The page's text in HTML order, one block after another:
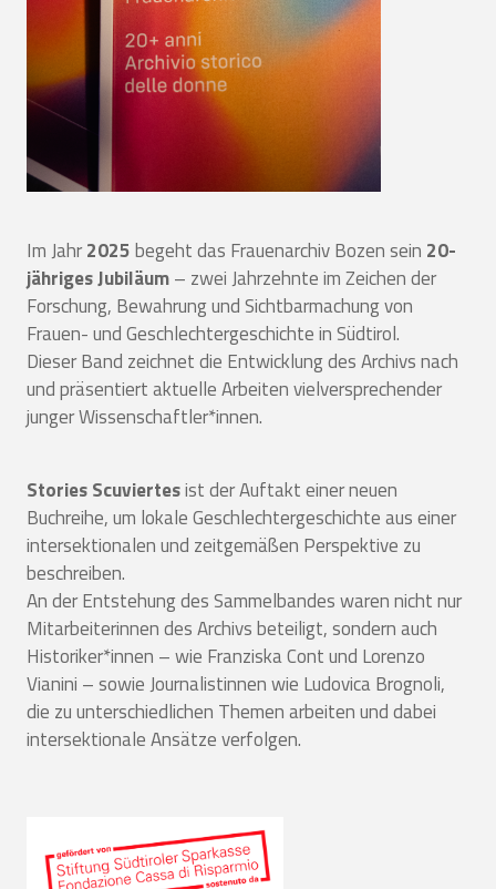
Im Jahr2025begeht das Frauenarchiv Bozen sein 20-
jähriges Jubiläum– zwei Jahrzehnte im Zeichen der
Forschung, Bewahrung und Sichtbarmachung von
Frauen- und Geschlechtergeschichte in Südtirol.
Dieser Band zeichnet die Entwicklung des Archivs nach
und präsentiert aktuelle Arbeiten vielversprechender
junger Wissenschaftler*innen.
Stories Scuviertesist der Auftakt einer neuen
Buchreihe, um lokale Geschlechtergeschichte aus einer
intersektionalen und zeitgemäßen Perspektive zu
beschreiben.
An der Entstehung des Sammelbandes waren nicht nur
Mitarbeiterinnen des Archivs beteiligt, sondern auch
Historiker*innen – wie Franziska Cont und Lorenzo
Vianini – sowie Journalistinnen wie Ludovica Brognoli,
die zu unterschiedlichen Themen arbeiten und dabei
intersektionale Ansätze verfolgen.